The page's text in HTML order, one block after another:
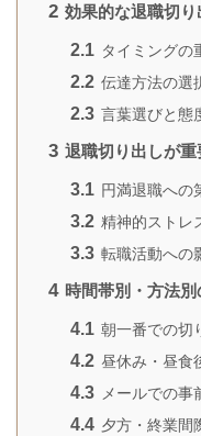
2 効果的な退職切り
2.1 タイミングの
2.2 伝達方法の選
2.3 言葉選びと態
3 退職切り出しが重
3.1 円満退職への
3.2 精神的ストレ
3.3 転職活動への
4 時間帯別・方法
4.1 朝一番での切
4.2 昼休み・昼食
4.3 メールでの事
4.4 夕方・終業間